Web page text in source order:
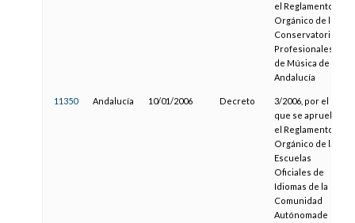
el Reglamento
Orgánico de los
Conservatorios
Profesionales
de Música de
Andalucía
11350 Andalucía 10/01/2006 Decreto
3/2006, por el
que se aprueba
el Reglamento
Orgánico de las
Escuelas
Oficiales de
Idiomas de la
Comunidad
Autónomade